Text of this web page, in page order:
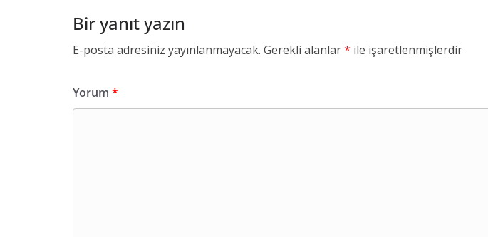
Bir yanıt yazın
E-posta adresiniz yayınlanmayacak. Gerekli alanlar* ile işaretlenmişlerdir
Yorum *